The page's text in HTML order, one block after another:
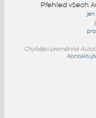
Přehled všech
jen
Chybějící proměnná